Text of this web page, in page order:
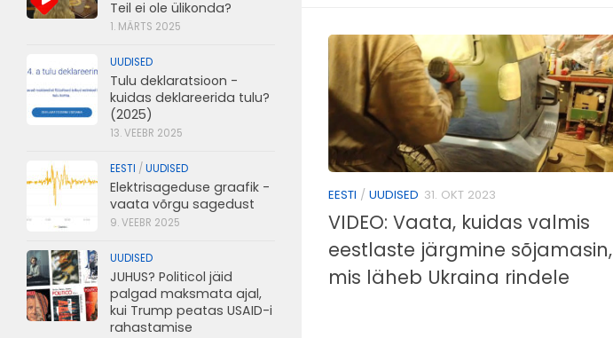
EESTI / UUDISED 31. OKT 2023
VIDEO: Vaata, kuidas valmis
eestlaste järgmine sõjamasin,
mis läheb Ukraina rindele
Teil ei ole ülikonda?
1. MÄRTS 2025
UUDISED
Tulu deklaratsioon -
kuidas deklareerida tulu?
(2025)
13. VEEBR 2025
EESTI / UUDISED
Elektrisageduse graafik -
vaata võrgu sagedust
9. VEEBR 2025
UUDISED
JUHUS? Politicol jäid
palgad maksmata ajal,
kui Trump peatas USAID-i
rahastamise